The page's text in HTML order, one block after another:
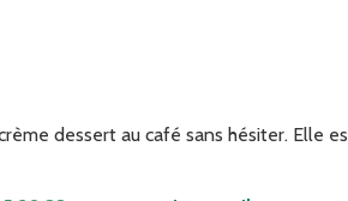
dessert au café sans hésiter. Elle